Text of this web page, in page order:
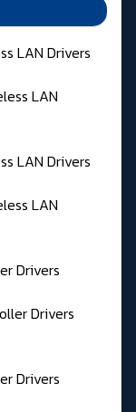
LAN Drivers
LAN Drivers
Drivers
Drivers